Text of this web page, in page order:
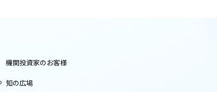
機関投資家のお客様
知の広場